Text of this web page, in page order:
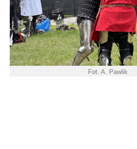
Fot. A. Pawlik